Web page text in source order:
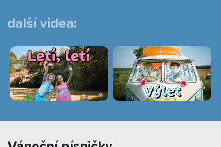
další videa: